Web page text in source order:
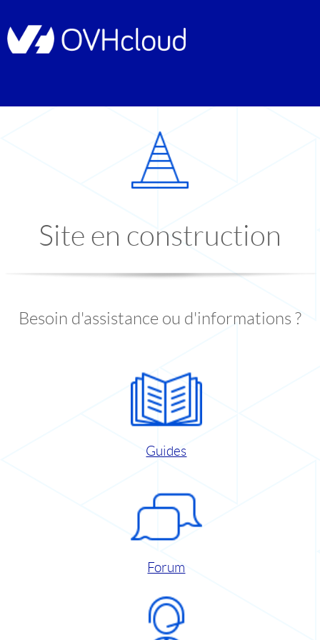
Site en construction
Besoin d'assistance ou d'informations ?
Guides
Forum